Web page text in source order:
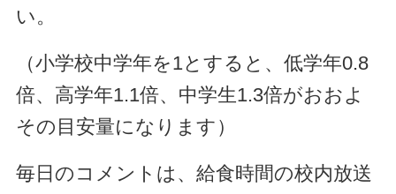
い。
（小学校中学年を1とすると、低学年0.8
倍、高学年1.1倍、中学生1.3倍がおおよ
その目安量になります）
毎日のコメントは、給食時間の校内放送